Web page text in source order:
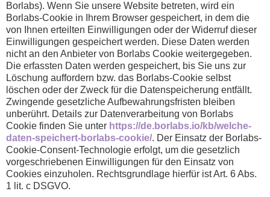
Borlabs). Wenn Sie unsere Website betreten, wird ein
Borlabs-Cookie in Ihrem Browser gespeichert, in dem die
von Ihnen erteilten Einwilligungen oder der Widerruf dieser
Einwilligungen gespeichert werden. Diese Daten werden
nicht an den Anbieter von Borlabs Cookie weitergegeben.
Die erfassten Daten werden gespeichert, bis Sie uns zur
Löschung auffordern bzw. das Borlabs-Cookie selbst
löschen oder der Zweck für die Datenspeicherung entfällt.
Zwingende gesetzliche Aufbewahrungsfristen bleiben
unberührt. Details zur Datenverarbeitung von Borlabs
Cookie finden Sie unter https://de.borlabs.io/kb/welche-
daten-speichert-borlabs-cookie/. Der Einsatz der Borlabs-
Cookie-Consent-Technologie erfolgt, um die gesetzlich
vorgeschriebenen Einwilligungen für den Einsatz von
Cookies einzuholen. Rechtsgrundlage hierfür ist Art. 6 Abs.
1 lit. c DSGVO.